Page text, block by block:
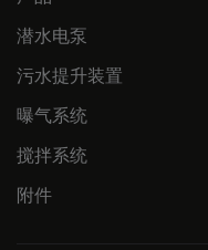
潜水电泵
污水提升装置
曝气系统
搅拌系统
附件